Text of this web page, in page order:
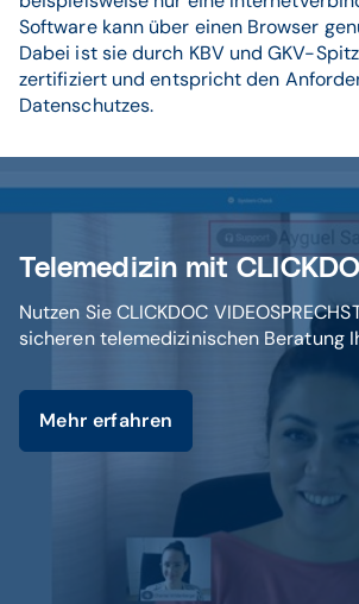
Software kann über einen Browser
Dabei ist sie durch KBV und GKV-
zertifiziert und entspricht den
Datenschutzes.
Telemedizin mit
Nutzen Sie CLICKDOC
sicheren telemedizinischen Beratung
Mehr erfahren